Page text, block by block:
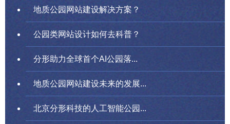
地质公园网站建设解决方案？
公园类网站设计如何去科普？
分形助力全球首个AI公园落...
地质公园网站建设未来的发展...
北京分形科技的人工智能公园...